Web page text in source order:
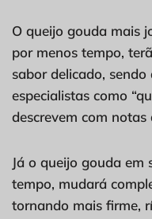
O queijo gouda mais
por menos tempo,
sabor delicado,
especialistas como
descrevem com notas
Já o queijo gouda
tempo, mudará
tornando mais firme,